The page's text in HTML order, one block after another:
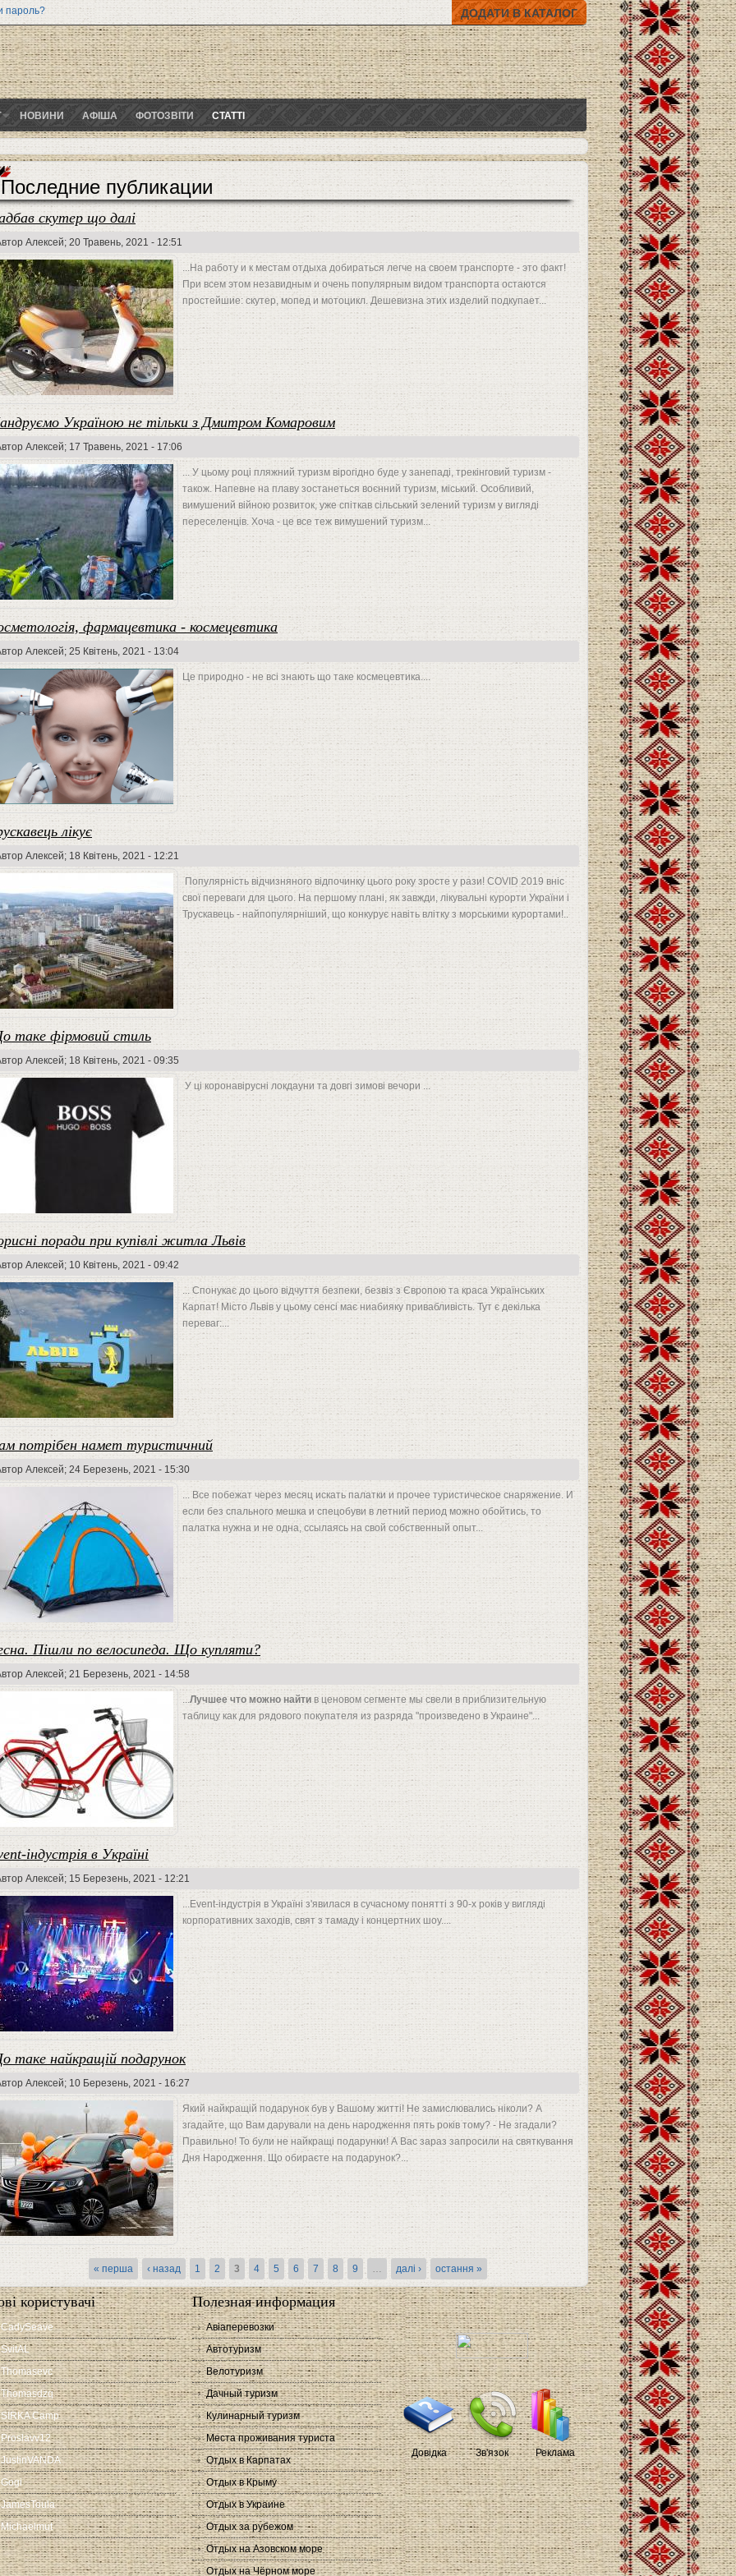
пароль? ДОДАТИ В КАТАЛОГ
НОВИНИ АФІША ФОТОЗВІТИ СТАТТІ
Последние публикации
скутер що далі
Алексей; 20 Травень, 2021 - 12:51
...На работу и к местам отдыха добираться легче на своем транспорте - это факт!
При всем этом незавидным и очень популярным видом транспорта остаются
простейшие: скутер, мопед и мотоцикл. Дешевизна этих изделий подкупает...
Україною не тільки з Дмитром Комаровим
Алексей; 17 Травень, 2021 - 17:06
... У цьому році пляжний туризм вірогідно буде у занепаді, трекінговий туризм -
також. Напевне на плаву зостанеться воєнний туризм, міський. Особливий,
вимушений війною розвиток, уже спіткав сільський зелений туризм у вигляді
переселенців. Хоча - це все теж вимушений туризм...
фармацевтика - космецевтика
Алексей; 25 Квітень, 2021 - 13:04
Це природно - не всі знають що таке космецевтика....
лікує
Алексей; 18 Квітень, 2021 - 12:21
Популярність відчизняного відпочинку цього року зросте у рази! COVID 2019 вніс
свої переваги для цього. На першому плані, як завжди, лікувальні курорти України і
Трускавець - найпопулярніший, що конкурує навіть влітку з морськими курортами!..
таке фірмовий стиль
Алексей; 18 Квітень, 2021 - 09:35
У ці коронавірусні локдауни та довгі зимові вечори ...
поради при купівлі житла Львів
Алексей; 10 Квітень, 2021 - 09:42
... Спонукає до цього відчуття безпеки, безвіз з Європою та краса Українських
Карпат! Місто Львів у цьому сенсі має ниабияку привабливість. Тут є декілька
переваг:...
потрібен намет туристичний
Алексей; 24 Березень, 2021 - 15:30
... Все побежат через месяц искать палатки и прочее туристическое снаряжение. И
если без спального мешка и спецобуви в летний период можно обойтись, то
палатка нужна и не одна, ссылаясь на свой собственный опыт...
Пішли по велосипеда. Що купляти?
Алексей; 21 Березень, 2021 - 14:58
...Лучшее что можно найтив ценовом сегменте мы свели в приблизительную
таблицу как для рядового покупателя из разряда "произведено в Украине"...
індустрія в Україні
Алексей; 15 Березень, 2021 - 12:21
...Event-індустрія в Україні з'явилася в сучасному понятті з 90-х років у вигляді
корпоративних заходів, свят з тамаду і концертних шоу....
таке найкращій подарунок
Алексей; 10 Березень, 2021 - 16:27
Який найкращій подарунок був у Вашому житті! Не замислювались ніколи? А
згадайте, що Вам дарували на день народження пять років тому? - Не згадали?
Правильно! То були не найкращі подарунки! А Вас зараз запросили на святкування
Дня Народження. Що обираєте на подарунок?...
« перша ‹ назад 1 2 3 4 5 6 7 8 9 … далі › остання »
користувачі
CadySeave
SvitAL
Thomasevc
Thomasdzq
SIRKA Camp
Proslavv12
JustinVANDA
Gogi
JamesToula
Michaelmut
Полезная информация
Авіаперевозки
Автотуризм
Велотуризм
Дачный туризм
Кулинарный туризм
Места проживания туриста
Отдых в Карпатах
Отдых в Крыму
Отдых в Украине
Отдых за рубежом
Отдых на Азовском море
Отдых на Чёрном море
Довідка Зв'язок Реклама